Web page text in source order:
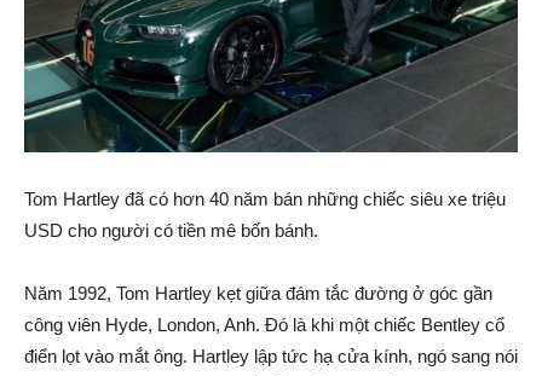
Tom Hartley đã có hơn 40 năm bán những chiếc siêu xe triệu
USD cho người có tiền mê bốn bánh.
Năm 1992, Tom Hartley kẹt giữa đám tắc đường ở góc gần
công viên Hyde, London, Anh. Đó là khi một chiếc Bentley cổ
điển lọt vào mắt ông. Hartley lập tức hạ cửa kính, ngó sang nói